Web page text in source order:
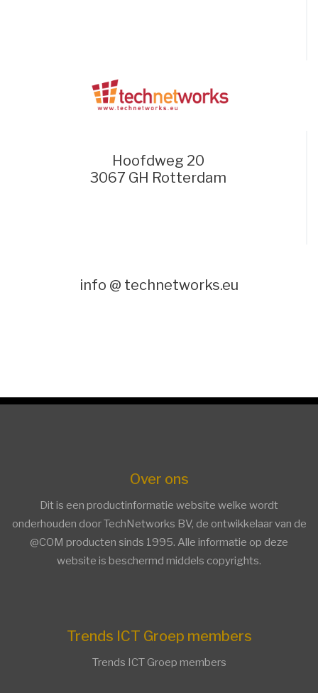
Hoofdweg 20
3067 GH Rotterdam
info @ technetworks.eu
Over ons
Dit is een productinformatie website welke wordt
onderhouden door TechNetworks BV, de ontwikkelaar van de
@COM producten sinds 1995. Alle informatie op deze
website is beschermd middels copyrights.
Trends ICT Groep members
Trends ICT Groep members